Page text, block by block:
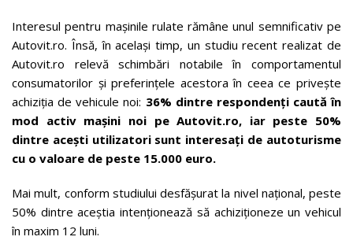
Interesul pentru mașinile rulate rămâne unul semnificativ pe
Autovit.ro. Însă, în același timp, un studiu recent realizat de
Autovit.ro relevă schimbări notabile în comportamentul
consumatorilor și preferințele acestora în ceea ce privește
achiziția de vehicule noi: 36% dintre respondenți caută în
mod activ mașini noi pe Autovit.ro, iar peste 50%
dintre acești utilizatori sunt interesați de autoturisme
cu o valoare de peste 15.000 euro.
Mai mult, conform studiului desfășurat la nivel național, peste
50% dintre aceștia intenționează să achiziționeze un vehicul
în maxim 12 luni.